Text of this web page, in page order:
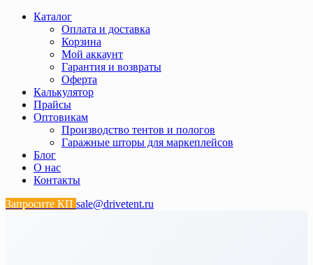
Каталог
Оплата и доставка
Корзина
Мой аккаунт
Гарантия и возвраты
Оферта
Калькулятор
Прайсы
Оптовикам
Производство тентов и пологов
Гаражные шторы для маркеплейсов
Блог
О нас
Контакты
Запросите КП sale@drivetent.ru